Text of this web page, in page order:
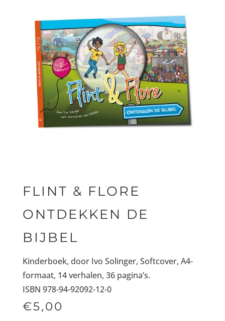
FLINT & FLORE
ONTDEKKEN DE
BIJBEL
Kinderboek, door Ivo Solinger, Softcover, A4-
formaat, 14 verhalen, 36 pagina’s.
ISBN 978-94-92092-12-0
€5,00